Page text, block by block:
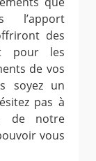
l’apport
des
pour les
de vos
soyez un
pas à
de notre
vous